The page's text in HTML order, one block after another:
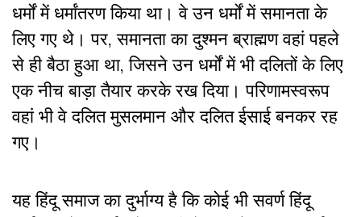
धर्मों में धर्मांतरण किया था। वे उन धर्मों में समानता के
लिए गए थे। पर, समानता का दुश्मन ब्राह्मण वहां पहले
से ही बैठा हुआ था, जिसने उन धर्मों में भी दलितों के लिए
एक नीच बाड़ा तैयार करके रख दिया। परिणामस्वरूप
वहां भी वे दलित मुसलमान और दलित ईसाई बनकर रह
गए।
यह हिंदू समाज का दुर्भाग्य है कि कोई भी सवर्ण हिंदू